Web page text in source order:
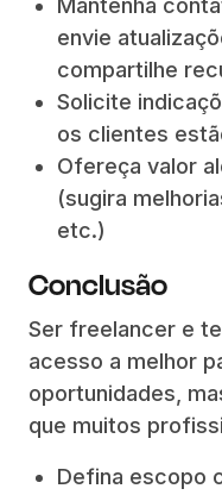
Mantenha
envie
compartilhe
Solicite
os clientes
Ofereça valor
(sugira
etc.)
Conclusão
Ser freelancer e
acesso a melhor
oportunidades,
que muitos
Defina escopo